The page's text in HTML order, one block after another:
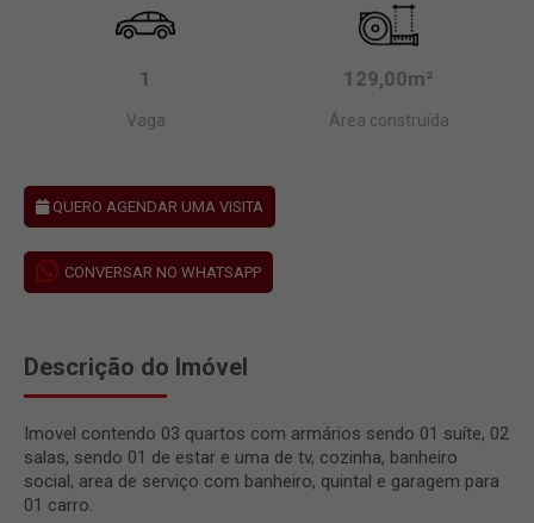
1
Vaga
129,00m²
Área construída
QUERO AGENDAR UMA VISITA
CONVERSAR NO WHATSAPP
Descrição do Imóvel
Imovel contendo 03 quartos com armários sendo 01 suíte, 02
salas, sendo 01 de estar e uma de tv, cozinha, banheiro
social, area de serviço com banheiro, quintal e garagem para
01 carro.